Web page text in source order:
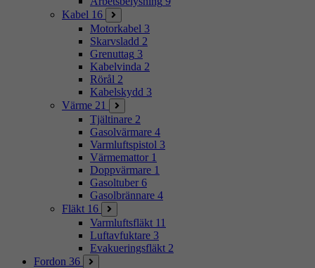
Kabel 16
Motorkabel 3
Skarvsladd 2
Grenuttag 3
Kabelvinda 2
Rörål 2
Kabelskydd 3
Värme 21
Tjältinare 2
Gasolvärmare 4
Varmluftspistol 3
Värmemattor 1
Doppvärmare 1
Gasoltuber 6
Gasolbrännare 4
Fläkt 16
Varmluftsfläkt 11
Luftavfuktare 3
Evakueringsfläkt 2
Fordon 36